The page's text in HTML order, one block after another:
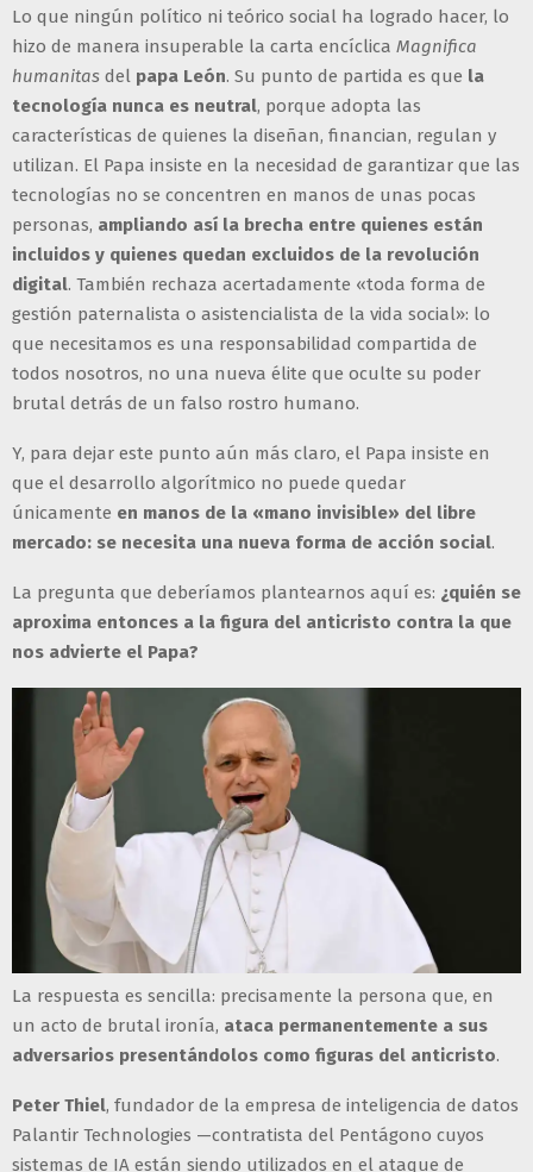
Lo que ningún político ni teórico social ha logrado hacer, lo
hizo de manera insuperable la carta encíclica Magnifica
humanitas del papa León. Su punto de partida es que la
tecnología nunca es neutral, porque adopta las
características de quienes la diseñan, financian, regulan y
utilizan. El Papa insiste en la necesidad de garantizar que las
tecnologías no se concentren en manos de unas pocas
personas, ampliando así la brecha entre quienes están
incluidos y quienes quedan excluidos de la revolución
digital. También rechaza acertadamente «toda forma de
gestión paternalista o asistencialista de la vida social»: lo
que necesitamos es una responsabilidad compartida de
todos nosotros, no una nueva élite que oculte su poder
brutal detrás de un falso rostro humano.
Y, para dejar este punto aún más claro, el Papa insiste en
que el desarrollo algorítmico no puede quedar
únicamente en manos de la «mano invisible» del libre
mercado: se necesita una nueva forma de acción social.
La pregunta que deberíamos plantearnos aquí es: ¿quién se
aproxima entonces a la figura del anticristo contra la que
nos advierte el Papa?
La respuesta es sencilla: precisamente la persona que, en
un acto de brutal ironía, ataca permanentemente a sus
adversarios presentándolos como figuras del anticristo.
Peter Thiel, fundador de la empresa de inteligencia de datos
Palantir Technologies —contratista del Pentágono cuyos
sistemas de IA están siendo utilizados en el ataque de